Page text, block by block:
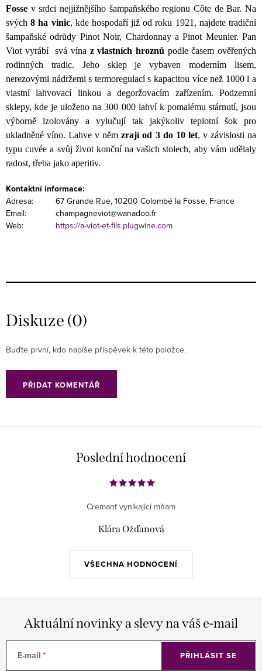
Fosse v srdci nejjižnějšího šampaňského regionu Côte de Bar. Na
svých8 ha vinic, kde hospodaří již od roku 1921, najdete tradiční
šampaňské odrůdy Pinot Noir, Chardonnay a Pinot Meunier. Pan
Viot vyrábí
svá vína z vlastních hroznů podle časem ověřených
rodinných tradic. Jeho sklep je vybaven moderním lisem,
nerezovými nádržemi s termoregulací s kapacitou více než 1000 l a
vlastní lahvovací linkou a degoržovacím zařízením. Podzemní
sklepy, kde je uloženo na 300 000 lahví k pomalému stárnutí, jsou
výborně izolovány a vylučují tak jakýkoliv teplotní šok pro
ukladněné víno. Lahve v němzrají od 3 do 10 let, v závislosti na
typu cuvée a svůj život konční na vašich stolech, aby vám udělaly
radost, třeba jako aperitiv.
Kontaktní informace:
Adresa:
67 Grande Rue, 10200 Colombé la Fosse, France
Email:
champagneviot@wanadoo.fr
Web:
https://a-viot-et-fils.plugwine.com
Diskuze (0)
Buďte první, kdo napíše příspěvek k této položce.
PŘIDAT KOMENTÁŘ
Poslední hodnocení
VŠECHNA HODNOCENÍ
Cremant vynikající mňam
Klára Ožďanová
Aktuální novinky a slevy na váš e-mail
E-mail PŘIHLÁSIT SE